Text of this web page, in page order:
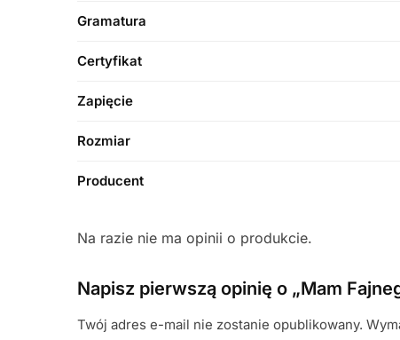
Gramatura
Certyfikat
Zapięcie
Rozmiar
Producent
Na razie nie ma opinii o produkcie.
Napisz pierwszą opinię o „Mam
Twój adres e-mail nie zostanie opublikowany.